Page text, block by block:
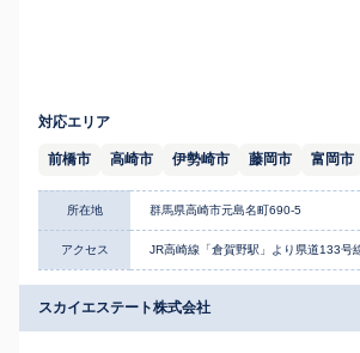
対応エリア
前橋市 高崎市 伊勢崎市 藤岡市 富岡市
所在地 群馬県高崎市元島名町690-5
アクセス JR高崎線「倉賀野駅」より県道133号
スカイエステート株式会社